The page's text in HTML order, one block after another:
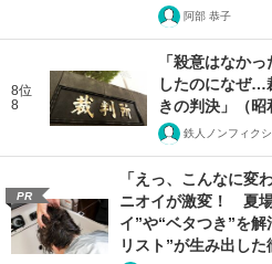
阿部 恭子
8位
8
「殺意はなか
したのになぜ…
きの判決」（昭
鉄人ノンフィク
PR
「えっ、こんなに変
ニオイが激変！ 夏
イ”や“ベタつき”を
リスト”が生み出し